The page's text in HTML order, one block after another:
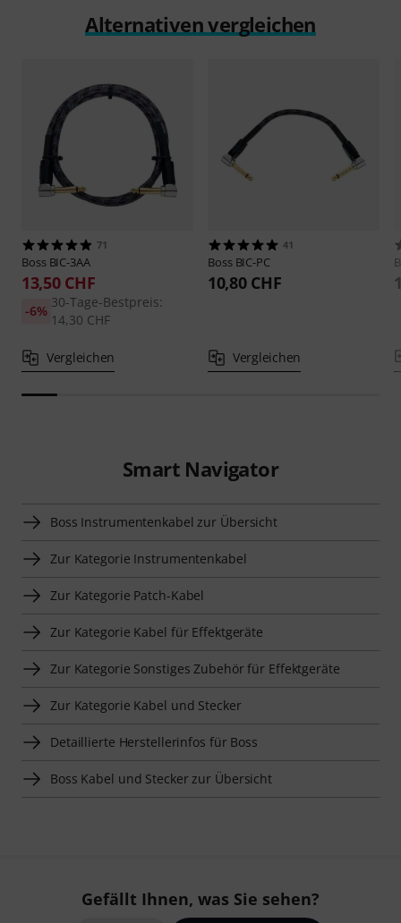
Alternativen vergleichen
71
Boss BIC-3AA
13,50 CHF
30-Tage-Bestpreis:
14,30 CHF
-6%
Vergleichen
41
Boss BIC-PC
10,80 CHF
Vergleichen
Smart Navigator
Boss Instrumentenkabel zur Übersicht
Zur Kategorie Instrumentenkabel
Zur Kategorie Patch-Kabel
Zur Kategorie Kabel für Effektgeräte
Zur Kategorie Sonstiges Zubehör für Effektgeräte
Zur Kategorie Kabel und Stecker
Detaillierte Herstellerinfos für Boss
Boss Kabel und Stecker zur Übersicht
Gefällt Ihnen, was Sie sehen?